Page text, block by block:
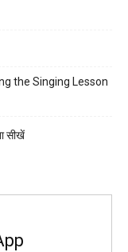
the Singing Lesson
सीखें